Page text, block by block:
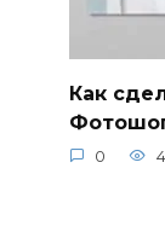
Как
0